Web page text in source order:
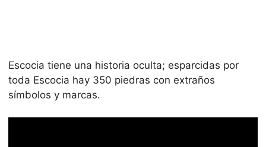
Escocia tiene una historia oculta; esparcidas por
toda Escocia hay 350 piedras con extraños
símbolos y marcas.